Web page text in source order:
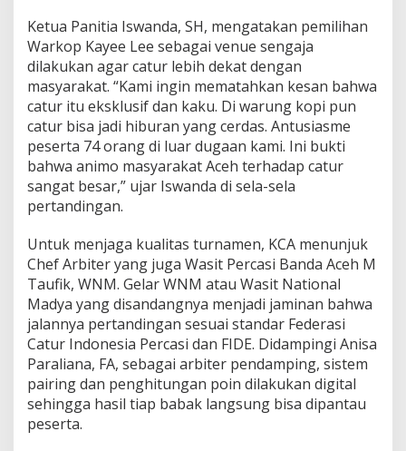
”
Ketua Panitia Iswanda, SH, mengatakan pemilihan
Warkop Kayee Lee sebagai venue sengaja
dilakukan agar catur lebih dekat dengan
masyarakat. “Kami ingin mematahkan kesan bahwa
catur itu eksklusif dan kaku. Di warung kopi pun
catur bisa jadi hiburan yang cerdas. Antusiasme
peserta 74 orang di luar dugaan kami. Ini bukti
bahwa animo masyarakat Aceh terhadap catur
sangat besar,” ujar Iswanda di sela-sela
pertandingan.
Untuk menjaga kualitas turnamen, KCA menunjuk
Chef Arbiter yang juga Wasit Percasi Banda Aceh M
Taufik, WNM. Gelar WNM atau Wasit National
Madya yang disandangnya menjadi jaminan bahwa
jalannya pertandingan sesuai standar Federasi
Catur Indonesia Percasi dan FIDE. Didampingi Anisa
Paraliana, FA, sebagai arbiter pendamping, sistem
pairing dan penghitungan poin dilakukan digital
sehingga hasil tiap babak langsung bisa dipantau
peserta.